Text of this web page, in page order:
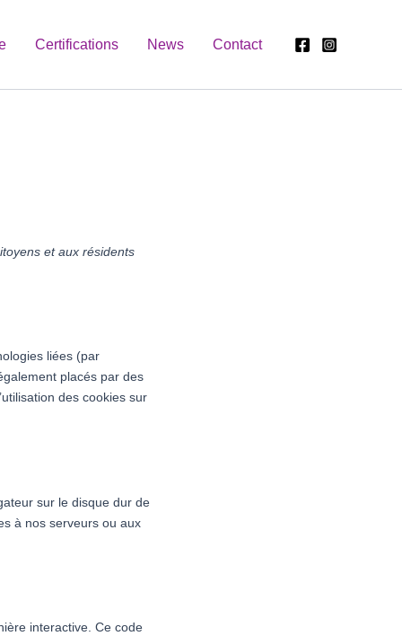
Certifications News Contact
et aux résidents
liées (par
placés par des
des cookies sur
sur le disque dur de
à nos serveurs ou aux
interactive. Ce code